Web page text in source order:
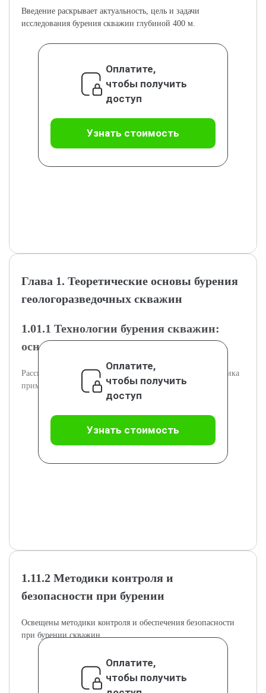
Введение раскрывает актуальность, цель и задачи
исследования бурения скважин глубиной 400 м.
Оплатите,
чтобы получить
доступ
Узнать стоимость
Глава 1. Теоретические основы бурения
геологоразведочных скважин
1.01.1 Технологии бурения скважин:
основные виды и особенности
Рассмотрены виды технологий бурения и их характеристика
применительно к геологоразведке.
Оплатите,
чтобы получить
доступ
Узнать стоимость
1.11.2 Методики контроля и
безопасности при бурении
Освещены методики контроля и обеспечения безопасности
при бурении скважин.
Оплатите,
чтобы получить